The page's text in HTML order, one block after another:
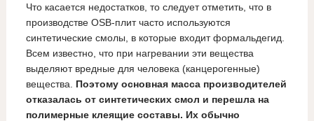
Что касается недостатков, то следует отметить, что в
производстве OSB-плит часто используются
синтетические смолы, в которые входит формальдегид.
Всем известно, что при нагревании эти вещества
выделяют вредные для человека (канцерогенные)
вещества. Поэтому основная масса производителей
отказалась от синтетических смол и перешла на
полимерные клеящие составы. Их обычно